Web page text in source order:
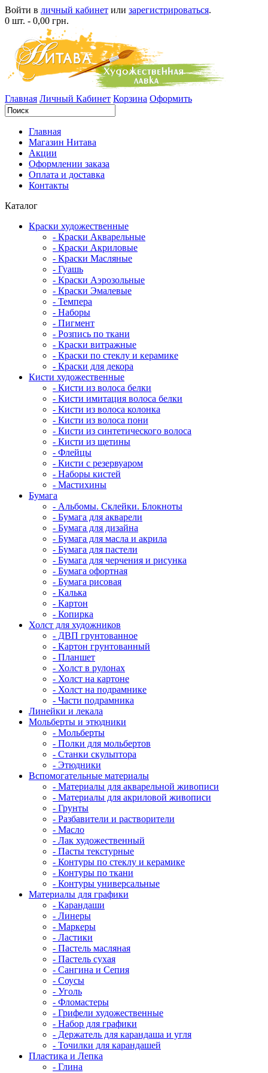
Войти в личный кабинет или зарегистрироваться.
0 шт. - 0,00 грн.
Главная Личный Кабинет Корзина Оформить
Главная
Магазин Нитава
Акции
Оформлении заказа
Оплата и доставка
Контакты
Каталог
Краски художественные
- Краски Акварельные
- Краски Акриловые
- Краски Масляные
- Гуашь
- Краски Аэрозольные
- Краски Эмалевые
- Темпера
- Наборы
- Пигмент
- Розпись по ткани
- Краски витражные
- Краски по стеклу и керамике
- Краски для декора
Кисти художественные
- Кисти из волоса белки
- Кисти имитация волоса белки
- Кисти из волоса колонка
- Кисти из волоса пони
- Кисти из синтетического волоса
- Кисти из щетины
- Флейцы
- Кисти с резервуаром
- Наборы кистей
- Мастихины
Бумага
- Альбомы. Склейки. Блокноты
- Бумага для акварели
- Бумага для дизайна
- Бумага для масла и акрила
- Бумага для пастели
- Бумага для черчения и рисунка
- Бумага офортная
- Бумага рисовая
- Калька
- Картон
- Копирка
Холст для художников
- ДВП грунтованное
- Картон грунтованный
- Планшет
- Холст в рулонах
- Холст на картоне
- Холст на подрамнике
- Части подрамника
Линейки и лекала
Мольберты и этюдники
- Мольберты
- Полки для мольбертов
- Станки скульптора
- Этюдники
Вспомогательные материалы
- Материалы для акварельной живописи
- Материалы для акриловой живописи
- Грунты
- Разбавители и растворители
- Масло
- Лак художественный
- Пасты текстурные
- Контуры по стеклу и керамике
- Контуры по ткани
- Контуры универсальные
Материалы для графики
- Карандаши
- Линеры
- Маркеры
- Ластики
- Пастель масляная
- Пастель сухая
- Сангина и Сепия
- Соусы
- Уголь
- Фломастеры
- Грифели художественные
- Набор для графики
- Держатель для карандаша и угля
- Точилки для карандашей
Пластика и Лепка
- Глина